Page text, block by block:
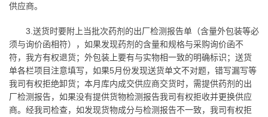
供应商。
3.送货时要附上当批次药剂的出厂检测报告单（含量外包装等必
须与询价函相符），如果发现药剂的含量和规格与采购询价函不
符，我方有权退货；外包装上要有与实物相一致的明确标识；送货
单各栏项目注意填写，如果5月份发现送货单文不对题，错写漏写等
我司有权拒绝卸货；本月库内成交供应商交货时，需提供药剂的出
厂检测报告，如果没有提供货物检测报告我司有权拒收并更换供应
商。经我司检查，如发现货物成分与检测报告不一致，我司有权拒